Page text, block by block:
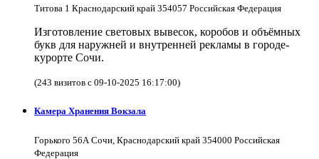
Титова 1 Краснодарский край 354057 Российская Федерация
Изготовление световых вывесок, коробов и объёмных
букв для наружней и внутренней рекламы в городе-
курорте Сочи.
(243 визитов с 09-10-2025 16:17:00)
Камера Хранения Вокзала
Горького 56А Сочи, Краснодарский край 354000 Российская
Федерация